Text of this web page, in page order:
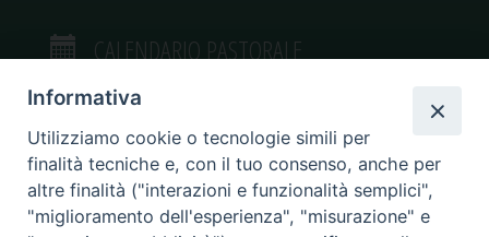
CALENDARIO PASTORALE
VIDEOGALLERY
Informativa
Utilizziamo cookie o tecnologie simili per
finalità tecniche e, con il tuo consenso, anche per
altre finalità ("interazioni e funzionalità semplici",
"miglioramento dell'esperienza", "misurazione" e